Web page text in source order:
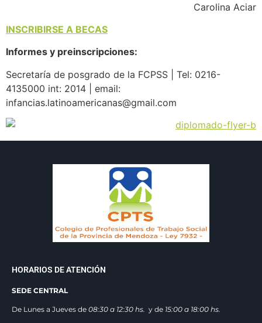
Carolina Aciar
INSCRIBIRSE A BECAS
Informes y preinscripciones:
Secretaría de posgrado de la FCPSS | Tel: 0216-
4135000 int: 2014 | email:
infancias.latinoamericanas@gmail.com
HORARIOS DE ATENCIÓN
SEDE CENTRAL
De Lunes a Jueves de 08:30 a 12:30 hs. y de 15:00 a 18:00 hs.